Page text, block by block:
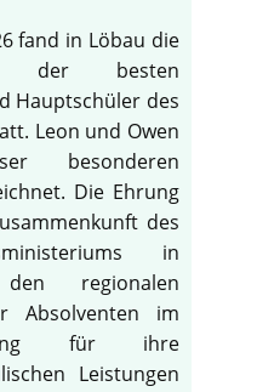
fand in Löbau die
der besten
Hauptschüler des
Leon und Owen
besonderen
Die Ehrung
des
in
regionalen
Absolventen im
für ihre
Leistungen